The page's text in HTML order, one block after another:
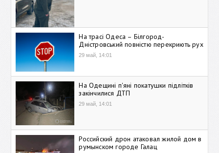
На трасі Одеса – Білгород-
Дністровський повністю перекриють рух
29 май, 14:01
На Одещині п'яні покатушки підлітків
закінчилися ДТП
29 май, 14:01
Российский дрон атаковал жилой дом в
румынском городе Галац